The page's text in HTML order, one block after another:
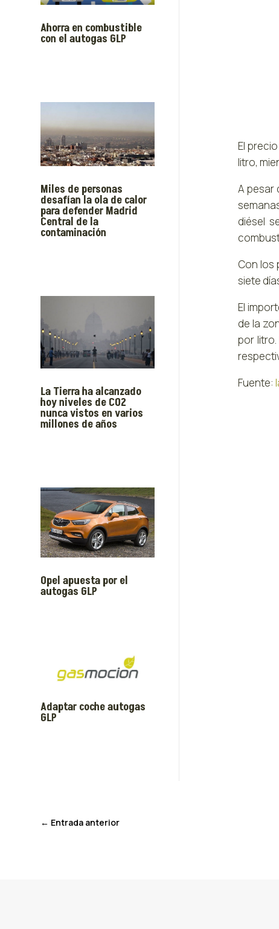
Ahorra en combustible
con el autogas GLP
Miles de personas
desafían la ola de calor
para defender Madrid
Central de la
contaminación
La Tierra ha alcanzado
hoy niveles de CO2
nunca vistos en varios
millones de años
Opel apuesta por el
autogas GLP
Adaptar coche autogas
GLP
El
litro,
A pesar
diésel
Con los
siete
El
de la
por
Fuente:
← Entrada anterior